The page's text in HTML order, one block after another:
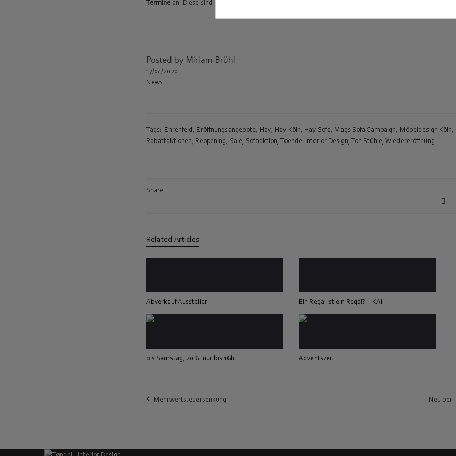
Termine an. Diese sind
Posted by Miriam Brühl
17/04/2020
News
Tags: Ehrenfeld , Eröffnungsangebote, Hay, Hay Köln, Hay Sofa, Mags Sofa Campaign, Möbeldesign Köln,
Rabattaktionen, Reopening, Sale, Sofaaktion, Toendel Interior Design, Ton Stühle, Wiedereröffnung
Share:
Related Articles
Abverkauf Aussteller Ein Regal ist ein Regal? – KAI
bis Samstag, 20.6. nur bis 16h Adventszeit
Mehrwertsteuersenkung! Neu bei